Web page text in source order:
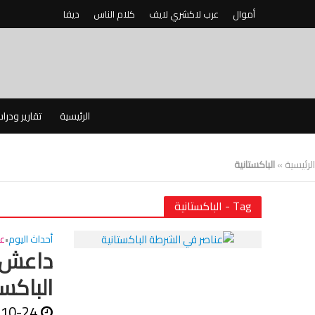
أموال عرب لاكشري لايف كلام الناس ديفا
الرئيسية تقارير
الرئيسية»الباكستانية
Tag - الباكستانية
أحداث اليوم•
داعش